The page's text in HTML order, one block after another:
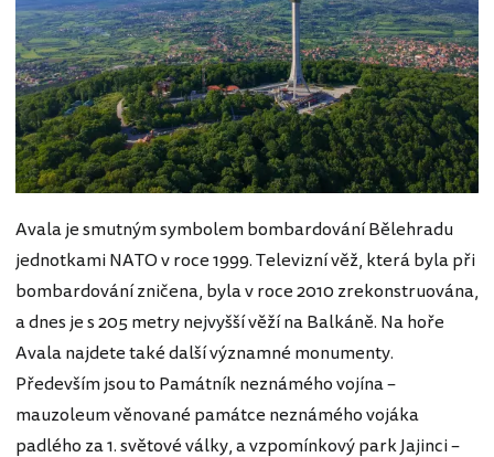
Avala je smutným symbolem bombardování Bělehradu
jednotkami NATO v roce 1999. Televizní věž, která byla při
bombardování zničena, byla v roce 2010 zrekonstruována,
a dnes je s 205 metry nejvyšší věží na Balkáně. Na hoře
Avala najdete také další významné monumenty.
Především jsou to Památník neznámého vojína –
mauzoleum věnované památce neznámého vojáka
padlého za 1. světové války, a vzpomínkový park Jajinci –